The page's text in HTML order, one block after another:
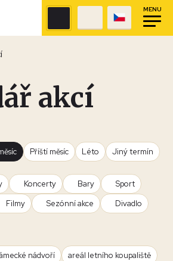
MENU
akcí
Příští měsíc Léto Jiný termín
Koncerty Bary
Sport
Filmy Sezónní akce
Divadlo
nádvoří
areál letního koupaliště